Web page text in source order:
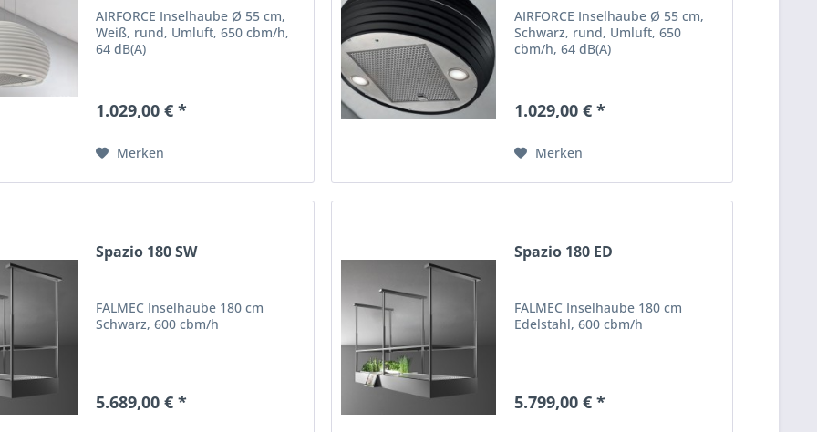
AIRFORCE Inselhaube Ø 55 cm,
Weiß, rund, Umluft, 650 cbm/h,
64 dB(A)
1.029,00 € *
Merken
AIRFORCE Inselhaube Ø 55 cm,
Schwarz, rund, Umluft, 650
cbm/h, 64 dB(A)
1.029,00 € *
Merken
Spazio 180 SW
FALMEC Inselhaube 180 cm
Schwarz, 600 cbm/h
5.689,00 € *
Spazio 180 ED
FALMEC Inselhaube 180 cm
Edelstahl, 600 cbm/h
5.799,00 € *